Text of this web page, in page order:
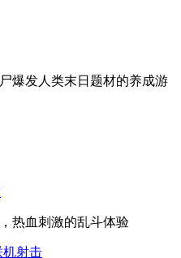
爆发人类末日题材的养成游
热血刺激的乱斗体验